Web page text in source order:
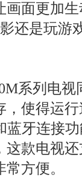
面更加
还是玩游
系列电
使得运
牙连接
这款电视
方便。